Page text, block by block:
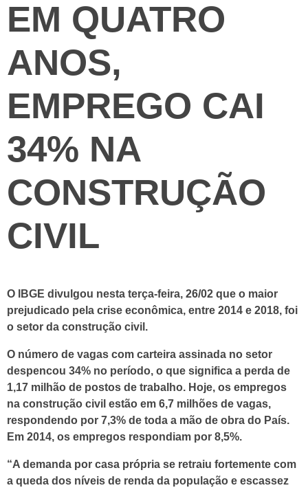
EM QUATRO
ANOS,
EMPREGO CAI
34% NA
CONSTRUÇÃO
CIVIL
O IBGE divulgou nesta terça-feira, 26/02 que o maior
prejudicado pela crise econômica, entre 2014 e 2018, foi
o setor da construção civil.
O número de vagas com carteira assinada no setor
despencou 34% no período, o que significa a perda de
1,17 milhão de postos de trabalho. Hoje, os empregos
na construção civil estão em 6,7 milhões de vagas,
respondendo por 7,3% de toda a mão de obra do País.
Em 2014, os empregos respondiam por 8,5%.
“A demanda por casa própria se retraiu fortemente com
a queda dos níveis de renda da população e escassez